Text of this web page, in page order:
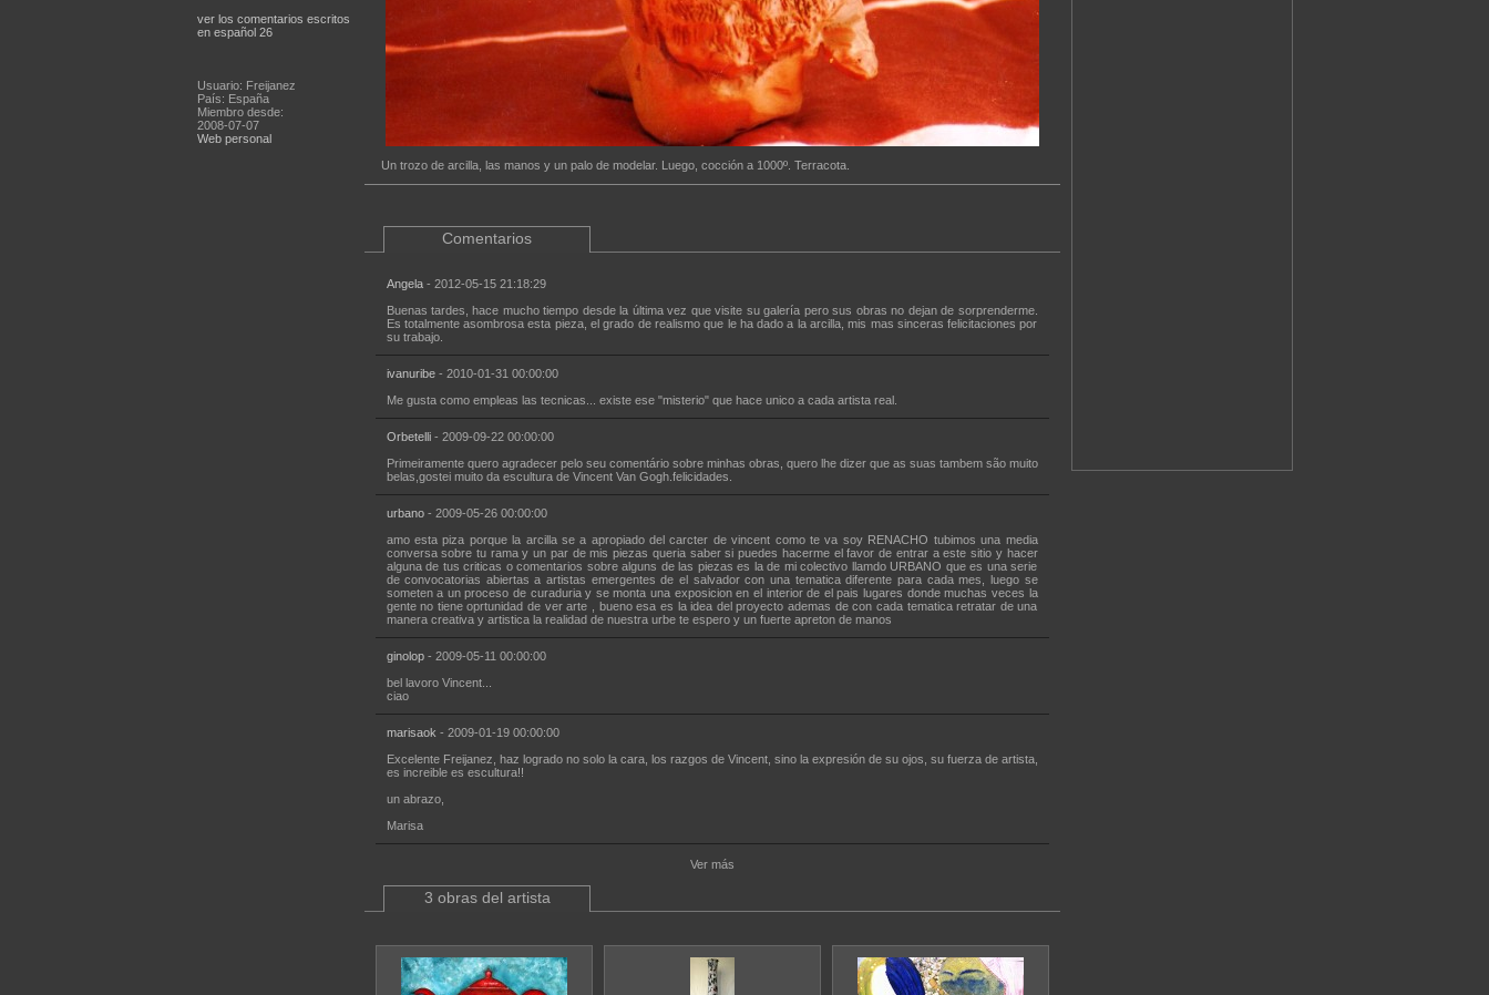
ver los comentarios escritos
en español 26
Usuario: Freijanez
País: España
Miembro desde:
2008-07-07
Web personal
Un trozo de arcilla, las manos y un palo de modelar. Luego, cocción a 1000º. Terracota.
Comentarios
Angela- 2012-05-15 21:18:29
Buenas tardes, hace mucho tiempo desde la última vez que visite su galería pero sus obras no dejan de sorprenderme.
Es totalmente asombrosa esta pieza, el grado de realismo que le ha dado a la arcilla, mis mas sinceras felicitaciones por
su trabajo.
ivanuribe- 2010-01-31 00:00:00
Me gusta como empleas las tecnicas... existe ese "misterio" que hace unico a cada artista real.
Orbetelli- 2009-09-22 00:00:00
Primeiramente quero agradecer pelo seu comentário sobre minhas obras, quero lhe dizer que as suas tambem são muito
belas,gostei muito da escultura de Vincent Van Gogh.felicidades.
urbano- 2009-05-26 00:00:00
amo esta piza porque la arcilla se a apropiado del carcter de vincent como te va soy RENACHO tubimos una media
conversa sobre tu rama y un par de mis piezas queria saber si puedes hacerme el favor de entrar a este sitio y hacer
alguna de tus criticas o comentarios sobre alguns de las piezas es la de mi colectivo llamdo URBANO que es una serie
de convocatorias abiertas a artistas emergentes de el salvador con una tematica diferente para cada mes, luego se
someten a un proceso de curaduria y se monta una exposicion en el interior de el pais lugares donde muchas veces la
gente no tiene oprtunidad de ver arte , bueno esa es la idea del proyecto ademas de con cada tematica retratar de una
manera creativa y artistica la realidad de nuestra urbe te espero y un fuerte apreton de manos
ginolop- 2009-05-11 00:00:00
bel lavoro Vincent...
ciao
marisaok - 2009-01-19 00:00:00
Excelente Freijanez, haz logrado no solo la cara, los razgos de Vincent, sino la expresión de su ojos, su fuerza de artista,
es increible es escultura!!
un abrazo,
Marisa
Ver más
3 obras del artista